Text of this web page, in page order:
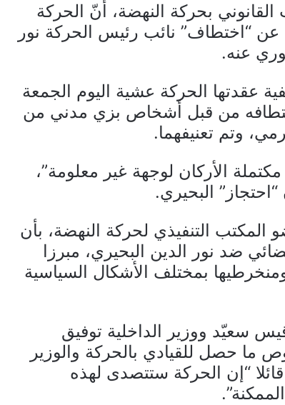
بحركة النهضة، أنّ الحركة
“اختطاف” نائب رئيس الحركة نور
عنه.
عقدتها الحركة عشية اليوم الجمعة
من قبل أشخاص بزي مدني من
وتم تعنيفهما.
الأركان لوجهة غير معلومة”،
البحيري.
التنفيذي لحركة النهضة، بأن
ضد نور الدين البحيري، مبرزا
بمختلف الأشكال السياسية
سعيّد ووزير الداخلية توفيق
حصل للقيادي بالحركة والوزير
“إن الحركة ستتصدى لهذه